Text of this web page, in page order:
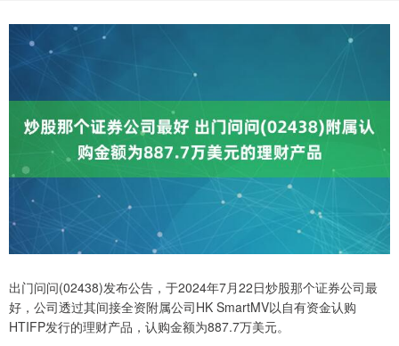
出门问问(02438)发布公告，于2024年7月22日炒股那个证券公司最
好，公司透过其间接全资附属公司HK SmartMV以自有资金认购
HTIFP发行的理财产品，认购金额为887.7万美元。